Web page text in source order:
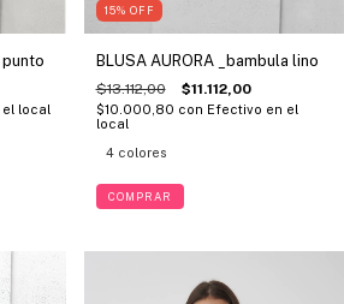
punto
local
15% OFF
BLUSA AURORA _bambula lino
$13.112,00 $11.112,00
$10.000,80 con Efectivo en el
local
4 colores
COMPRAR